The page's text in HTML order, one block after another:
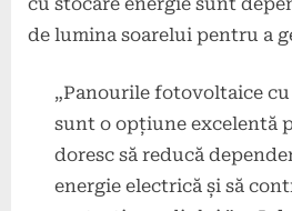
de lumina soarelui pentru a
„Panourile fotovoltaice
sunt o opțiune excelentă
doresc să reducă
energie electrică și să